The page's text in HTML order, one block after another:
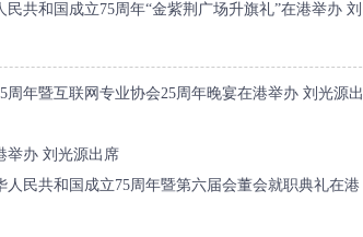
共和国成立75周年“金紫荆广场升旗礼”在港举办 刘
周年暨互联网专业协会25周年晚宴在港举办 刘光源出
举办 刘光源出席
人民共和国成立75周年暨第六届会董会就职典礼在港